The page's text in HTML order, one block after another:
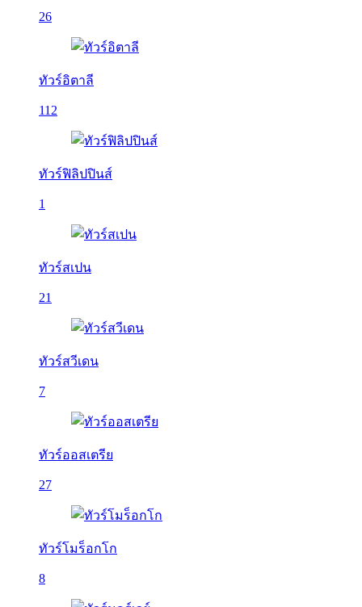
26
ทัวร์อิตาลี
112
ทัวร์ฟิลิปปินส์
1
ทัวร์สเปน
21
ทัวร์สวีเดน
7
ทัวร์ออสเตรีย
27
ทัวร์โมร็อกโก
8